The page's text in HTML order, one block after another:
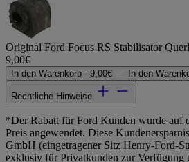
Original Ford Focus RS Stabilisator
9,00€
In den Warenkorb - 9,00€ In den
Rechtliche Hinweise
*Der Rabatt für Ford Kunden wurde auf
Preis angewendet. Diese
GmbH (eingetragener Sitz Henry-Ford-
exklusiv für Privatkunden zur Verfügung